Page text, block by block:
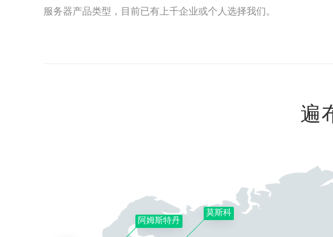
服务器产品类型，目前已有上千企业或个人选择我们。
遍
阿姆斯特丹
莫斯科